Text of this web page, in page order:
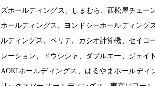
ズホールディングス、しまむら、西松屋チェー
ホールディングス、ヨンドシーホールディング
ルディングス、ベリテ、カシオ計算機、セイコ
レーション、ドウシシャ、ダブルエー、ジェイ
AOKIホールディングス、はるやまホールディ